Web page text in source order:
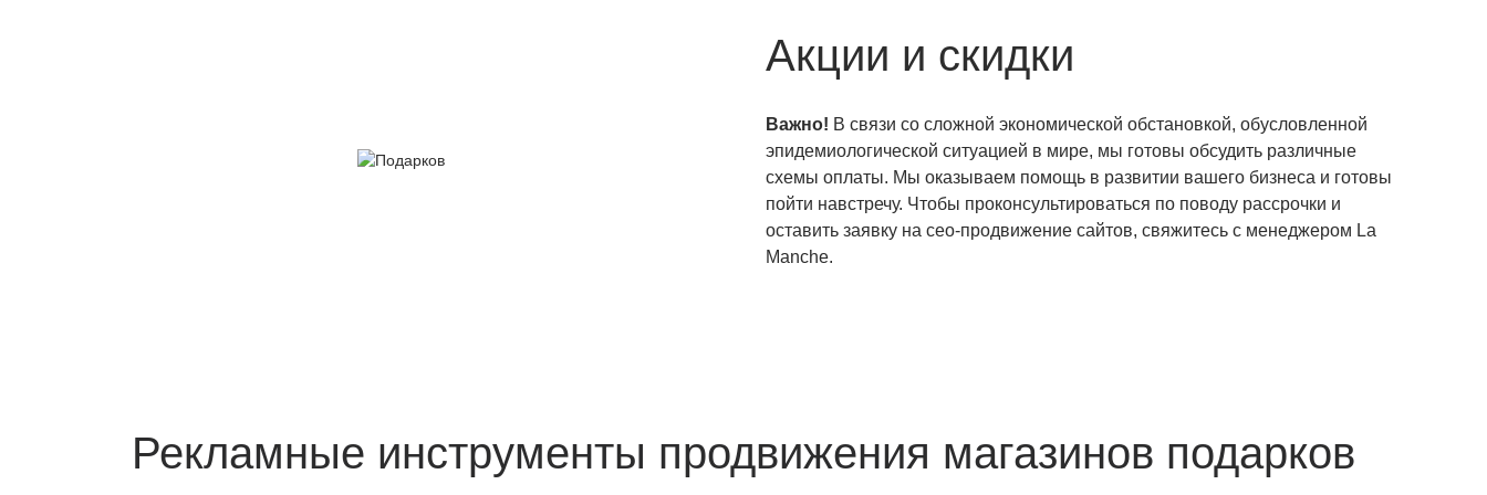
Акции и скидки
Важно! В связи со сложной экономической обстановкой, обусловленной
эпидемиологической ситуацией в мире, мы готовы обсудить различные
схемы оплаты. Мы оказываем помощь в развитии вашего бизнеса и готовы
пойти навстречу. Чтобы проконсультироваться по поводу рассрочки и
оставить заявку на сео-продвижение сайтов, свяжитесь с менеджером La
Manche.
Рекламные инструменты продвижения магазинов подарков